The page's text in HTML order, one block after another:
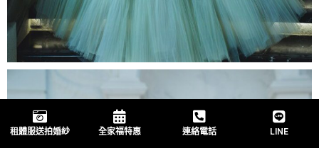
租體服送拍婚紗 全家福特惠 連絡電話 LINE